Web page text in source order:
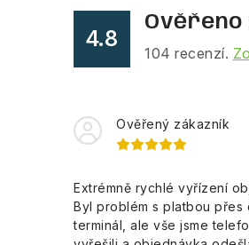
4.8
Ověřeno
104 recenzí.
Ověřený zákazník
Extrémně rychlé vyřízení
Byl problém s platbou přes
terminál, ale vše jsme